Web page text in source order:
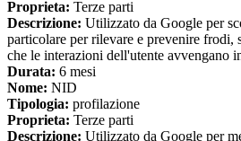
Proprieta: Terze parti
Descrizione: Utilizzato da Google per
particolare per rilevare e prevenire frodi,
che le interazioni dell'utente avvengano
Durata: 6 mesi
Nome: NID
Tipologia: profilazione
Proprieta: Terze parti
Descrizione: Utilizzato da Google per